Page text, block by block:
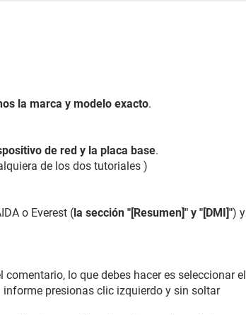
la marca y modelo exacto.
de red y la placa base.
de los dos tutoriales )
o Everest (la sección "[Resumen]" y "[DMI]") y
comentario, lo que debes hacer es seleccionar el
presionas clic izquierdo y sin soltar